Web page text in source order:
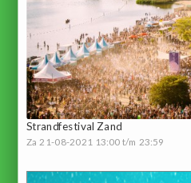
Strandfestival Zand
Za 21-08-2021 13:00 t/m 23:59